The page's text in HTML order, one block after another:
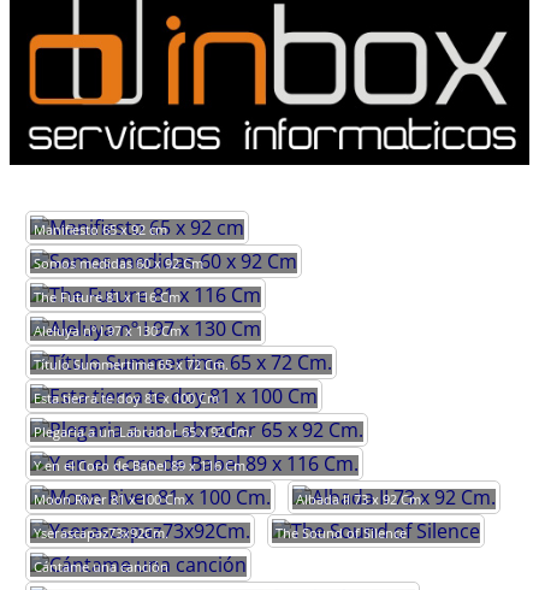
Manifiesto 65 x 92 cm
Somos medidas 60 x 92 Cm
The Future 81 x 116 Cm
Aleluya nº I 97 x 130 Cm
Título Summertime 65 x 72 Cm.
Esta tierra te doy 81 x 100 Cm
Plegaria a un Labrador 65 x 92 Cm.
Y en el Coro de Babel 89 x 116 Cm.
Moon River 81 x 100 Cm.
Albada II 73 x 92 Cm.
Yserascapaz73x92Cm.
The Sound of Silence
Cántame una canción